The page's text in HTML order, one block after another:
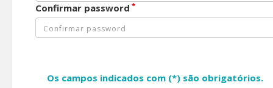
Confirmar password *
Os campos indicados com (*) são obrigatórios.